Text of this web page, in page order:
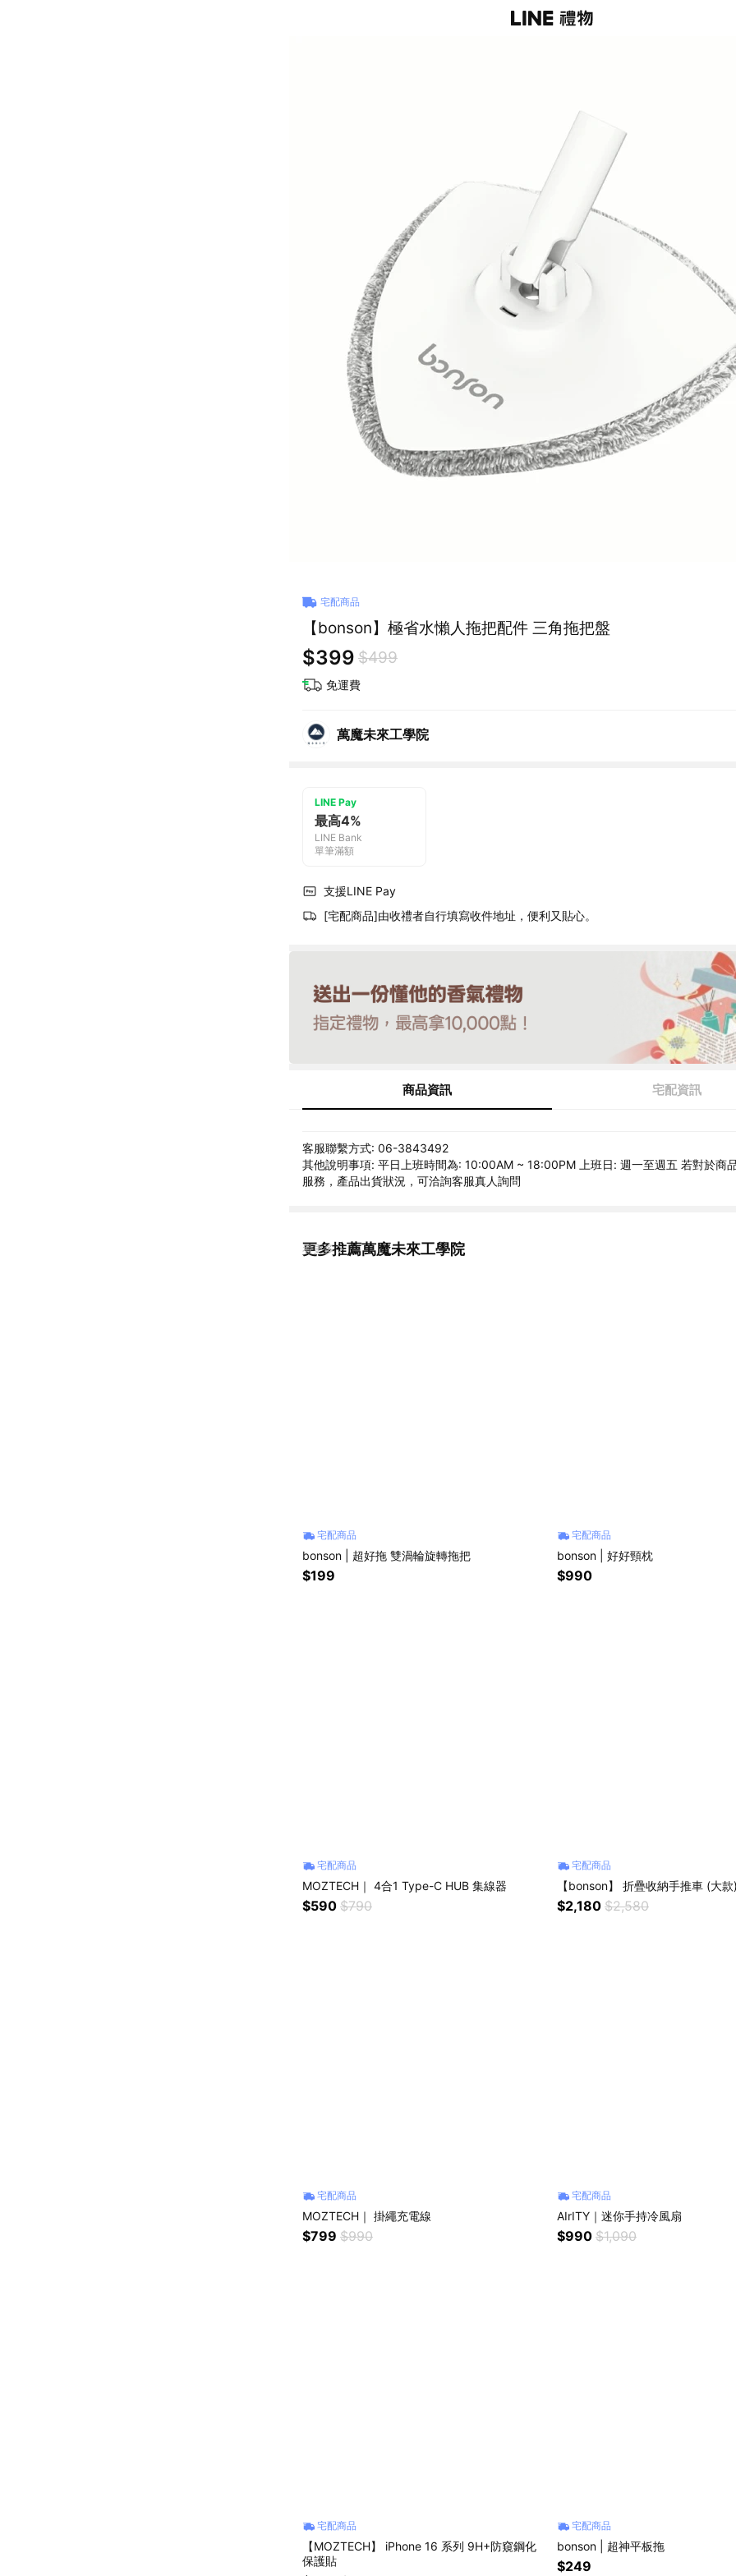
宅配商品
【bonson】極省水懶人拖把配件 三角拖把盤
$399 $499
免運費
萬魔未來工學院
LINE Pay
最高4%
LINE Bank
單筆滿額
支援LINE Pay
[宅配商品]由收禮者自行填寫收件地址，便利又貼心。
商品資訊 宅配資訊
客服聯繫方式: 06-3843492
其他說明事項: 平日上班時間為: 10:00AM ~ 18:00PM 上班日: 週一至週五 若對於商
服務，產品出貨狀況，可洽詢客服真人詢問
更多推薦萬魔未來工學院
看更多
宅配商品
bonson | 超好拖 雙渦輪旋轉拖把
$199
宅配商品
bonson | 好好頸枕
$990
宅配商品
MOZTECH｜ 4合1 Type-C HUB 集線器
$590 $790
宅配商品
【bonson】 折疊收納手推車 (大款)
$2,180 $2,580
宅配商品
MOZTECH｜ 掛繩充電線
$799 $990
宅配商品
AIrITY｜迷你手持冷風扇
$990 $1,090
宅配商品
【MOZTECH】 iPhone 16 系列 9H+防窺鋼化
保護貼
宅配商品
bonson | 超神平板拖
$249